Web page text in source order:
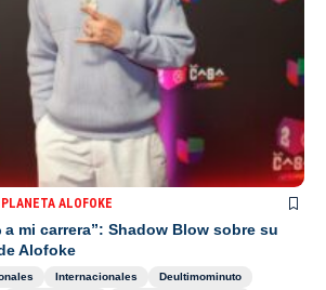
ALOFOKE
a mi carrera”: Shadow Blow sobre su
Alofoke
Internacionales
Deultimominuto